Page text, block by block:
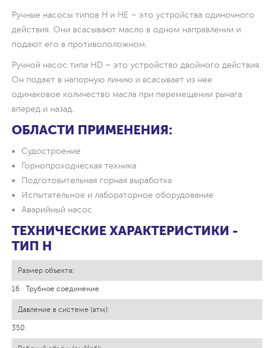
Ручные насосы типов H и HE – это устройства одиночного
действия. Они всасывают масло в одном направлении и
подают его в противоположном.
Ручной насос типа HD – это устройство двойного действия.
Он подает в напорную линию и всасывает из нее
одинаковое количество масла при перемещении рычага
вперед и назад.
ОБЛАСТИ ПРИМЕНЕНИЯ:
Судостроение
Горнопроходческая техника
Подготовительная горная выработка
Испытательное и лабораторное оборудование
Аварийный насос
ТЕХНИЧЕСКИЕ ХАРАКТЕРИСТИКИ -
ТИП H
16 Трубное соединение
350